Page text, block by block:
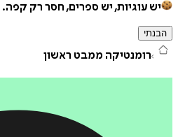
יש עוגיות, יש ספרים, חסר רק קפה.
הבנתי
רומנטיקה ממבט ראשון